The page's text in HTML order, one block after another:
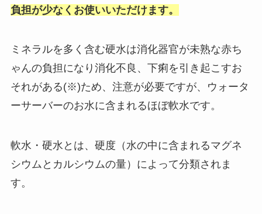
負担が少なくお使いいただけます。
ミネラルを多く含む硬水は消化器官が未熟な赤ち
ゃんの負担になり消化不良、下痢を引き起こすお
それがある(※)ため、注意が必要ですが、ウォータ
ーサーバーのお水に含まれるほぼ軟水です。
軟水・硬水とは、硬度（水の中に含まれるマグネ
シウムとカルシウムの量）によって分類されま
す。